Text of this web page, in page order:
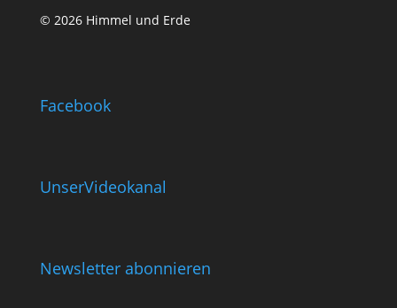
© 2026 Himmel und Erde
Facebook
UnserVideokanal
Newsletter abonnieren